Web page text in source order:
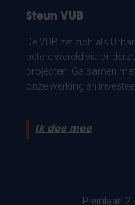
Steun VUB
De VUB zet zich als
betere wereld via
projecten. Ga samen
onze werking en
Ik doe mee
Pleinlaan 2